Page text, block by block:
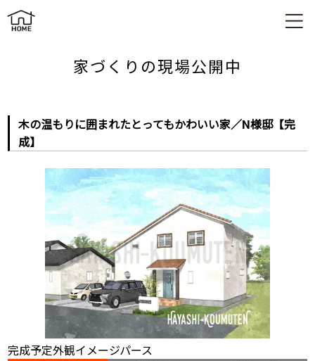
木の温もりに囲まれたとってもかわいい家／N様邸【完成】
家づくりの現場公開中
木の温もりに囲まれたとってもかわいい家／N様邸【完
成】
完成予定外観イメージパース